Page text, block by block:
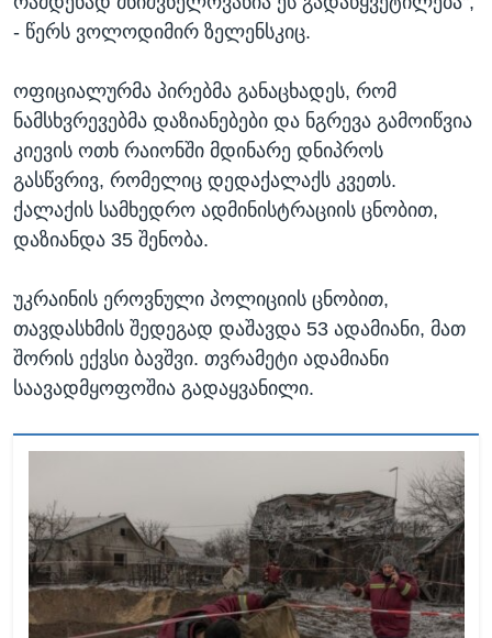
- წერს ვოლოდიმირ ზელენსკიც.
ოფიციალურმა პირებმა განაცხადეს, რომ
ნამსხვრევებმა დაზიანებები და ნგრევა გამოიწვია
კიევის ოთხ რაიონში მდინარე დნიპროს
გასწვრივ, რომელიც დედაქალაქს კვეთს.
ქალაქის სამხედრო ადმინისტრაციის ცნობით,
დაზიანდა 35 შენობა.
უკრაინის ეროვნული პოლიციის ცნობით,
თავდასხმის შედეგად დაშავდა 53 ადამიანი, მათ
შორის ექვსი ბავშვი. თვრამეტი ადამიანი
საავადმყოფოშია გადაყვანილი.